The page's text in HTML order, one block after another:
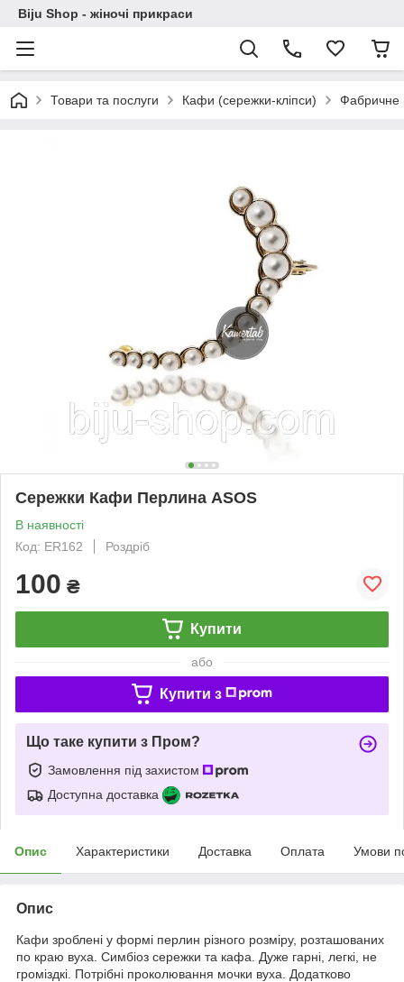
Biju Shop - жіночі прикраси
Товари та послуги Кафи (сережки-кліпси) Фабричне
Сережки Кафи Перлина ASOS
В наявності
Код: ER162
Роздріб
100 ₴
Купити
або
Купити з
Що таке купити з Пром?
Замовлення під захистом
Доступна доставка
Опис Характеристики Доставка Оплата Умови
Опис
Кафи зроблені у формі перлин різного розміру, розташованих
по краю вуха. Симбіоз сережки та кафа. Дуже гарні, легкі, не
громіздкі. Потрібні проколювання мочки вуха. Додатково